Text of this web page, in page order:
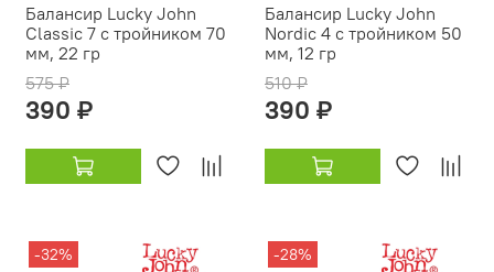
Балансир Lucky John
Classic 7 с тройником 70
мм, 22 гр
575 ₽
390 ₽
Балансир Lucky John
Nordic 4 с тройником 50
мм, 12 гр
510 ₽
390 ₽
-32% -28%